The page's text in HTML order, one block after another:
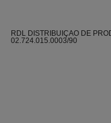
RDL DISTRIBUIÇAO DE
02.724.015.0003/90